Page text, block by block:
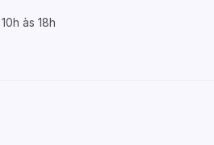
às 18h